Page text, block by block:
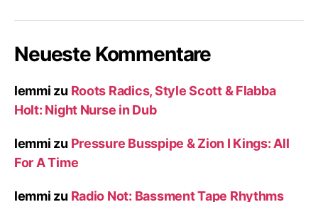
Neueste Kommentare
lemmi zu Roots Radics, Style Scott & Flabba
Holt: Night Nurse in Dub
lemmi zu Pressure Busspipe & Zion I Kings: All
For A Time
lemmi zu Radio Not: Bassment Tape Rhythms